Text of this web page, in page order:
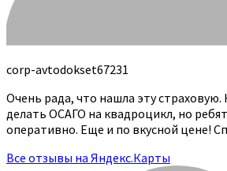
corp-avtodokset67231
Очень рада, что нашла эту страховую.
делать ОСАГО на квадроцикл, но
оперативно. Еще и по вкусной цене!
Все отзывы на Яндекс.Карты